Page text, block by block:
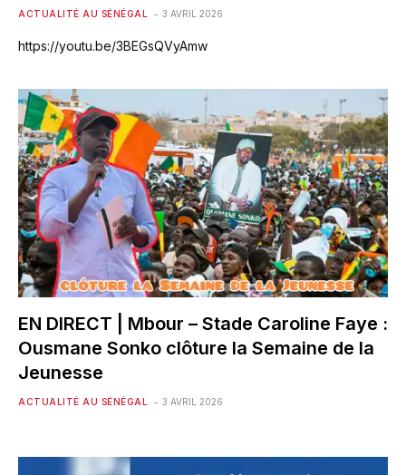
ACTUALITÉ AU SÉNÉGAL 3 AVRIL 2026
https://youtu.be/3BEGsQVyAmw
EN DIRECT | Mbour – Stade Caroline Faye :
Ousmane Sonko clôture la Semaine de la
Jeunesse
ACTUALITÉ AU SÉNÉGAL 3 AVRIL 2026